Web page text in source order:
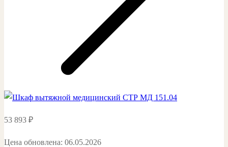
53 893 ₽
Цена обновлена: 06.05.2026